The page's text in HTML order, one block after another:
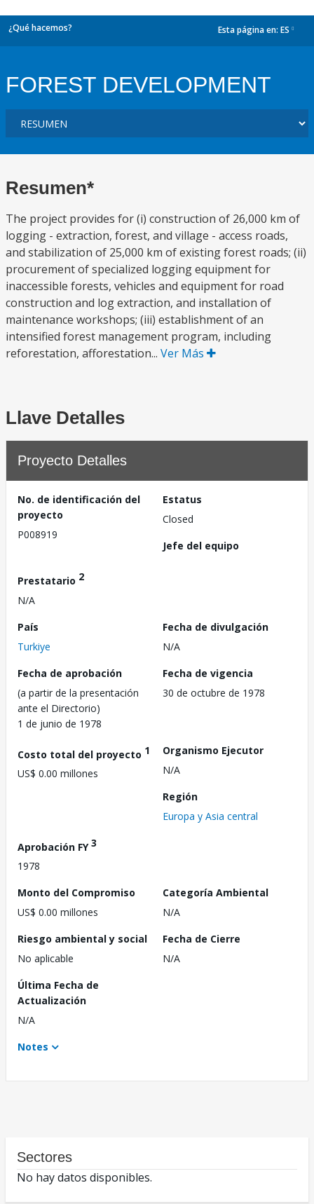
¿Qué hacemos? Esta página en: ES
FOREST DEVELOPMENT
Resumen*
The project provides for (i) construction of 26,000 km of
logging - extraction, forest, and village - access roads,
and stabilization of 25,000 km of existing forest roads; (ii)
procurement of specialized logging equipment for
inaccessible forests, vehicles and equipment for road
construction and log extraction, and installation of
maintenance workshops; (iii) establishment of an
intensified forest management program, including
reforestation, afforestation... Ver Más
Llave Detalles
Proyecto Detalles
No. de identificación del
proyecto
P008919
Estatus
Closed
Jefe del equipo
Prestatario 2
N/A
País
Turkiye
Fecha de divulgación
N/A
Fecha de aprobación
(a partir de la presentación
ante el Directorio)
1 de junio de 1978
Fecha de vigencia
30 de octubre de 1978
Costo total del proyecto 1
US$ 0.00 millones
Organismo Ejecutor
N/A
Región
Europa y Asia central
Aprobación FY3
1978
Monto del Compromiso
US$ 0.00 millones
Categoría Ambiental
N/A
Riesgo ambiental y social
No aplicable
Fecha de Cierre
N/A
Última Fecha de
Actualización
N/A
Notes
Sectores
No hay datos disponibles.